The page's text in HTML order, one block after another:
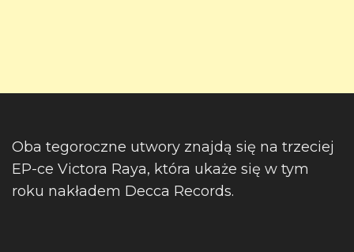
Oba tegoroczne utwory znajdą się na trzeciej
EP-ce Victora Raya, która ukaże się w tym
roku nakładem Decca Records.